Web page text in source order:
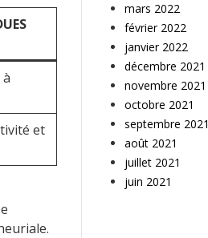
et
mars 2022
février 2022
janvier 2022
décembre 2021
novembre 2021
octobre 2021
septembre 2021
août 2021
juillet 2021
juin 2021